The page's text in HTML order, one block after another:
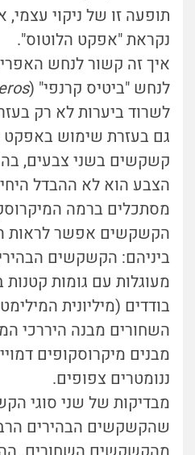
תופעה זו של ניקוי עצמי,
נקראת "אפקט הלוטוס".
איך זה קשור לנחש
לנחש "ביטיס קרנפי" (
לשרוד ביערות לא רק
גם בעזרת שימוש באפקט
קשקשים בשני צבעים,
הצבע הוא לא ההבדל
מסתכלים ברמה
הקשקשים אפשר לראות
ביניהם: הקשקשים
מעוגלות עם גומות קטנות
בודדים (מיליונית
השחורים מבנה היררכי
מבנים מיקרוסקופים
ננומטרים צפופים.
מבדיקות של שני סוגי
שהקשקשים הבהירים